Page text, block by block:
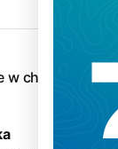
chłodne i